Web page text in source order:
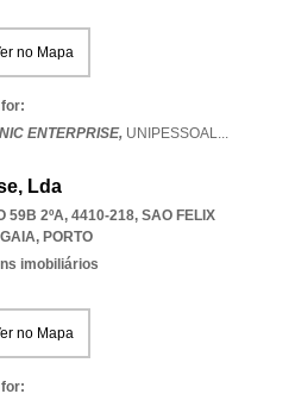
no Mapa
ENTERPRISE, UNIPESSOAL...
Lda
59B 2ºA, 4410-218, SAO FELIX
, PORTO
imobiliários
no Mapa